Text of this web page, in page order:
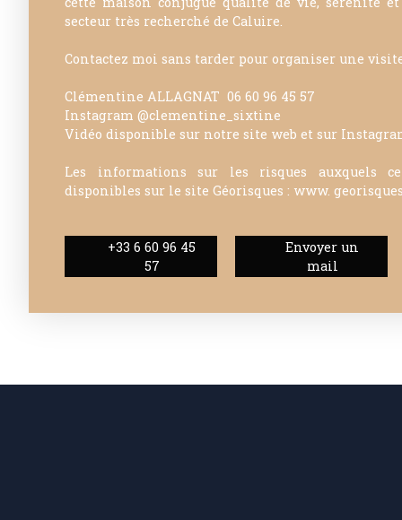
secteur très recherché de Caluire.
Contactez moi sans tarder pour organiser une
Clémentine ALLAGNAT 06 60 96 45 57
Instagram @clementine_sixtine
Vidéo disponible sur notre site web et sur
Les informations sur les risques auxquels
disponibles sur le site Géorisques : www.
+33 6 60 96 45
57
Envoyer un
mail